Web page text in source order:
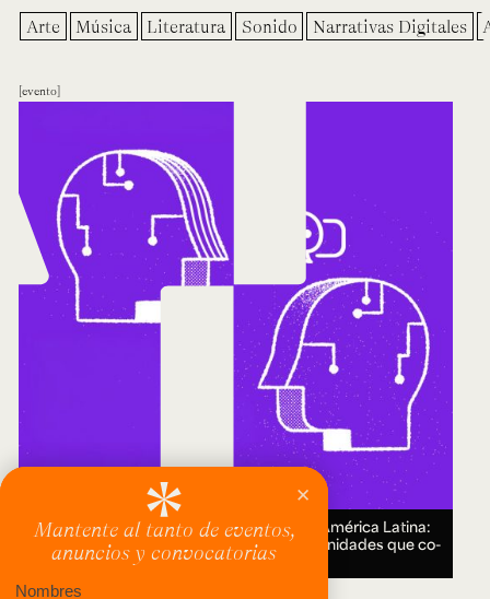
Arte Música Literatura Sonido Narrativas Digitales
evento
Encuentro Humanidades Digitales en América Latina:
genealogías, conocimiento abierto y comunidades que co-
crean.18 AUG 2026.